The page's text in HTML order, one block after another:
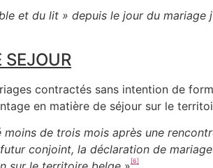
et du lit » depuis le jour du mariage
SEJOUR
contractés sans intention de
en matière de séjour sur le
de trois mois après une
conjoint, la déclaration de
[6]